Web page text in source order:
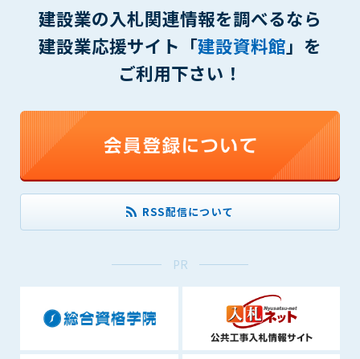
建設業の入札関連情報を調べるなら
建設業応援サイト「建設資料館」を
ご利用下さい！
RSS配信について
PR
(6) 管理者が承認していない営利を目的とした行為
(7) 公序良俗に反する行為
(8) 犯罪的行為に結びつく行為
(9) その他、法律に反する行為
(10) 建設資料館から知り得た情報及びダウンロードした情報
に第三者に提供すること
第7条（登録内容の削除）
管理者は、会員が登録した内容が以下に該当する、またはその
恐れのあるものは、会員の承諾なく削除できるものとします。
(1) 登録されている情報が、第6条の定める禁止事項に該当する
と管理者が、判断した場合
(3) 広告掲載料金の支払が遅延した場合
(4) その他、管理者が不適当と判断した場合
第8条（サービスの変更・中止等）
管理者は、会員の承諾なく、本サービス内容の変更(新規追加、
廃止を含み)し、本サービスの運営を中止または廃止することが